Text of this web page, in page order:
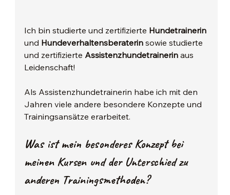
Ich bin studierte und zertifizierte Hundetrainerin
und Hundeverhaltensberaterin sowie studierte
und zertifizierte Assistenzhundetrainerin aus
Leidenschaft!
Als Assistenzhundetrainerin habe ich mit den
Jahren viele andere besondere Konzepte und
Trainingsansätze erarbeitet.
Was ist mein besonderes Konzept bei
meinen Kursen und der Unterschied zu
anderen Trainingsmethoden?